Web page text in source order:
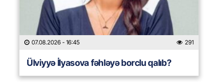
07.08.2026 - 16:45 291
Ülviyyə İlyasova fəhləyə borclu qalıb?